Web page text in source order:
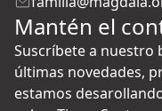
Mantén el
Suscríbete a nuestro
últimas novedades,
estamos